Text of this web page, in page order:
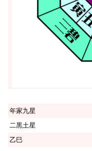
年家九星
二黒土星
乙巳